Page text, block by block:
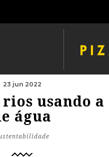
23 jun 2022
usando
água